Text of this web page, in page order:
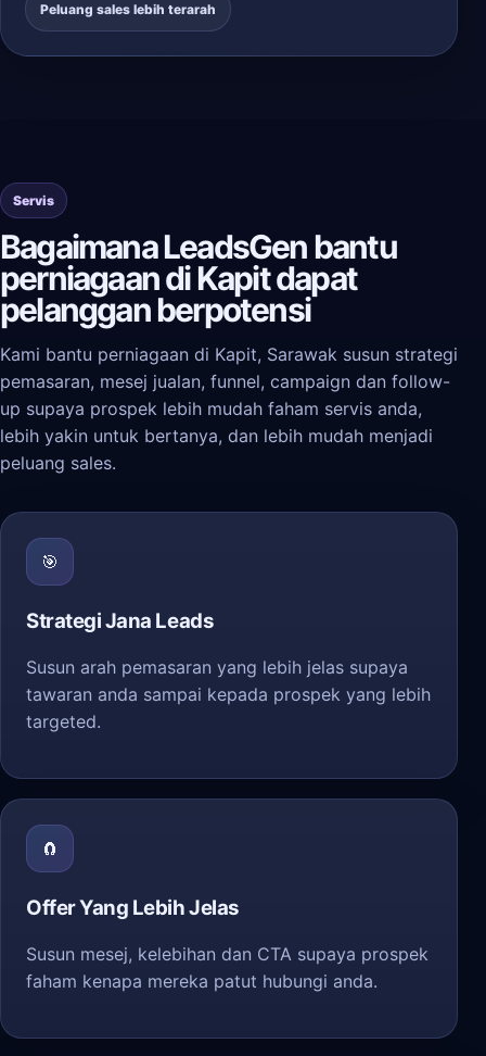
Peluang sales lebih terarah
Servis
Bagaimana LeadsGen bantu
perniagaan di Kapit dapat
pelanggan berpotensi
Kami bantu perniagaan di Kapit, Sarawak susun strategi
pemasaran, mesej jualan, funnel, campaign dan follow-
up supaya prospek lebih mudah faham servis anda,
lebih yakin untuk bertanya, dan lebih mudah menjadi
peluang sales.
🎯
Strategi Jana Leads
Susun arah pemasaran yang lebih jelas supaya
tawaran anda sampai kepada prospek yang lebih
targeted.
🧲
Offer Yang Lebih Jelas
Susun mesej, kelebihan dan CTA supaya prospek
faham kenapa mereka patut hubungi anda.